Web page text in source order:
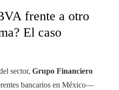
frente a otro
El caso
sector, Grupo Financiero
bancarios en México—